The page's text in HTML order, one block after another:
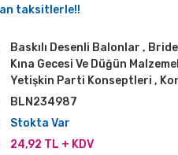
taksitlerle!!
Baskılı Desenli Balonlar ,
Kına Gecesi Ve Düğün
Yetişkin Parti Konseptleri ,
BLN234987
Stokta Var
24,92 TL + KDV